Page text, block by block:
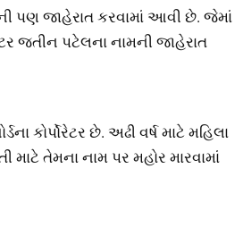
પણ જાહેરાત કરવામાં આવી છે. જેમાં
જતીન પટેલના નામની જાહેરાત
કોર્પોરેટર છે. અઢી વર્ષ માટે મહિલા
તેમના નામ પર મહોર મારવામાં